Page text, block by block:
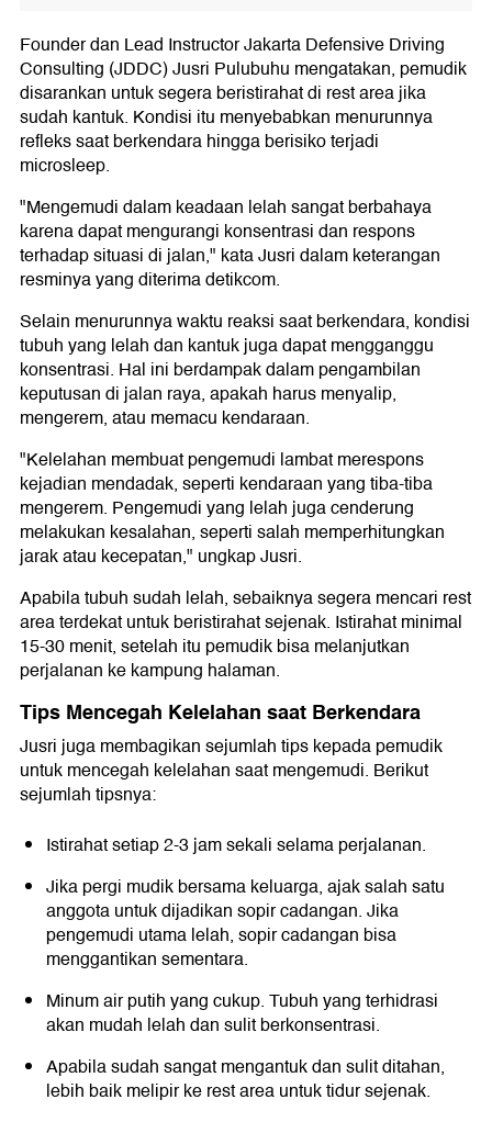
Founder dan Lead Instructor Jakarta Defensive Driving
Consulting (JDDC) Jusri Pulubuhu mengatakan, pemudik
disarankan untuk segera beristirahat di rest area jika
sudah kantuk. Kondisi itu menyebabkan menurunnya
refleks saat berkendara hingga berisiko terjadi
microsleep.
"Mengemudi dalam keadaan lelah sangat berbahaya
karena dapat mengurangi konsentrasi dan respons
terhadap situasi di jalan," kata Jusri dalam keterangan
resminya yang diterima detikcom.
Selain menurunnya waktu reaksi saat berkendara, kondisi
tubuh yang lelah dan kantuk juga dapat mengganggu
konsentrasi. Hal ini berdampak dalam pengambilan
keputusan di jalan raya, apakah harus menyalip,
mengerem, atau memacu kendaraan.
"Kelelahan membuat pengemudi lambat merespons
kejadian mendadak, seperti kendaraan yang tiba-tiba
mengerem. Pengemudi yang lelah juga cenderung
melakukan kesalahan, seperti salah memperhitungkan
jarak atau kecepatan," ungkap Jusri.
Apabila tubuh sudah lelah, sebaiknya segera mencari rest
area terdekat untuk beristirahat sejenak. Istirahat minimal
15-30 menit, setelah itu pemudik bisa melanjutkan
perjalanan ke kampung halaman.
Tips Mencegah Kelelahan saat Berkendara
Jusri juga membagikan sejumlah tips kepada pemudik
untuk mencegah kelelahan saat mengemudi. Berikut
sejumlah tipsnya:
Istirahat setiap 2-3 jam sekali selama perjalanan.
Jika pergi mudik bersama keluarga, ajak salah satu
anggota untuk dijadikan sopir cadangan. Jika
pengemudi utama lelah, sopir cadangan bisa
menggantikan sementara.
Minum air putih yang cukup. Tubuh yang terhidrasi
akan mudah lelah dan sulit berkonsentrasi.
Apabila sudah sangat mengantuk dan sulit ditahan,
lebih baik melipir ke rest area untuk tidur sejenak.